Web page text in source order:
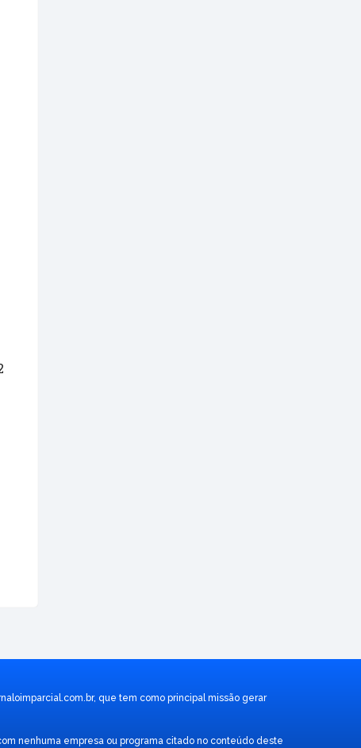
, que tem como principal missão gerar
nenhuma empresa ou programa citado no conteúdo deste